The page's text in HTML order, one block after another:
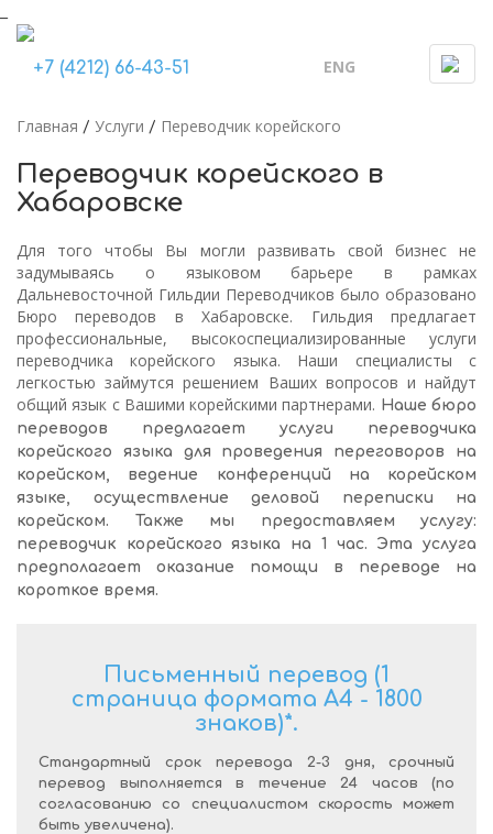
+7 (4212) 66-43-51 ENG
Главная / Услуги / Переводчик корейского
Переводчик корейского в
Хабаровске
Для того чтобы Вы могли развивать свой бизнес не
задумываясь о языковом барьере в рамках
Дальневосточной Гильдии Переводчиков было образовано
Бюро переводов в Хабаровске. Гильдия предлагает
профессиональные, высокоспециализированные услуги
переводчика корейского языка. Наши специалисты с
легкостью займутся решением Ваших вопросов и найдут
общий язык с Вашими корейскими партнерами. Наше бюро
переводов предлагает услуги переводчика
корейского языка для проведения переговоров на
корейском, ведение конференций на корейском
языке, осуществление деловой переписки на
корейском. Также мы предоставляем услугу:
переводчик корейского языка на 1 час. Эта услуга
предполагает оказание помощи в переводе на
короткое время.
Письменный перевод (1
страница формата А4 - 1800
знаков)*.
Стандартный срок перевода 2-3 дня, срочный
перевод выполняется в течение 24 часов (по
согласованию со специалистом скорость может
быть увеличена).